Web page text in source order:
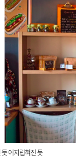
어지럽혀진 듯